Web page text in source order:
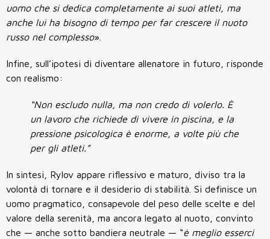
uomo che si dedica completamente ai suoi atleti, ma
anche lui ha bisogno di tempo per far crescere il nuoto
russo nel complesso».
Infine, sull’ipotesi di diventare allenatore in futuro, risponde
con realismo:
“Non escludo nulla, ma non credo di volerlo. È
un lavoro che richiede di vivere in piscina, e la
pressione psicologica è enorme, a volte più che
per gli atleti.”
In sintesi, Rylov appare riflessivo e maturo, diviso tra la
volontà di tornare e il desiderio di stabilità. Si definisce un
uomo pragmatico, consapevole del peso delle scelte e del
valore della serenità, ma ancora legato al nuoto, convinto
che — anche sotto bandiera neutrale — “è meglio esserci